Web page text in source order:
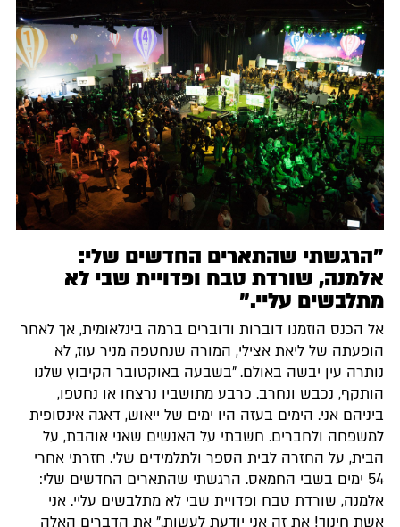
"הרגשתי שהתארים החדשים שלי:
אלמנה, שורדת טבח ופדויית שבי לא
מתלבשים עליי."
אל הכנס הוזמנו דוברות ודוברים ברמה בינלאומית, אך לאחר
הופעתה של ליאת אצילי, המורה שנחטפה מניר עוז, לא
נותרה עין יבשה באולם. "בשבעה באוקטובר הקיבוץ שלנו
הותקף, נכבש ונחרב. כרבע מתושביו נרצחו או נחטפו,
ביניהם אני. הימים בעזה היו ימים של ייאוש, דאגה אינסופית
למשפחה ולחברים. חשבתי על האנשים שאני אוהבת, על
הבית, על החזרה לבית הספר ולתלמידים שלי. חזרתי אחרי
54 ימים בשבי החמאס. הרגשתי שהתארים החדשים שלי:
אלמנה, שורדת טבח ופדויית שבי לא מתלבשים עליי. אני
אשת חינוך! את זה אני יודעת לעשות." את הדברים האלה